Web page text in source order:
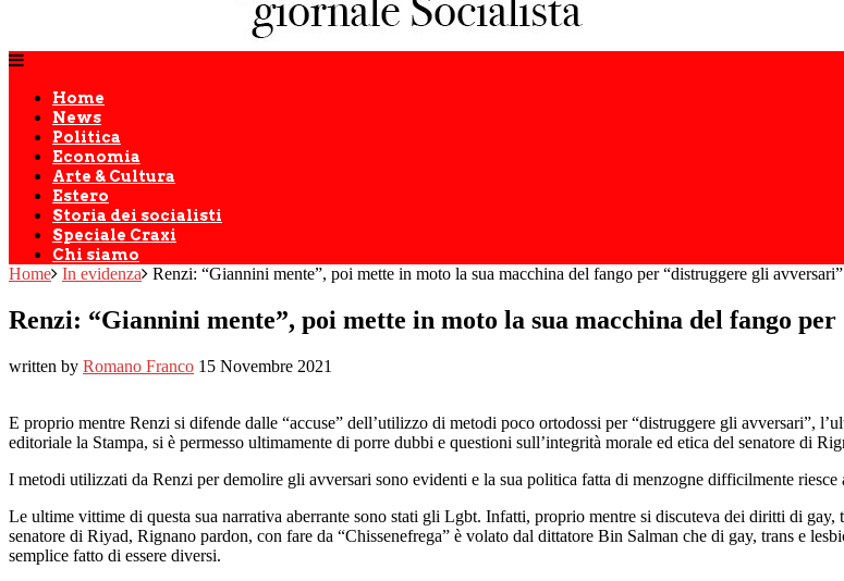
Home
News
Politica
Economia
Arte & Cultura
Estero
Storia dei socialisti
Speciale Craxi
Chi siamo
Home In evidenza Renzi: “Giannini mente”, poi mette in moto la sua macchina del fango per “distruggere gli avversari”
Renzi: “Giannini mente”, poi mette in moto la sua macchina del fango
written by Romano Franco 15 Novembre 2021
E proprio mentre Renzi si difende dalle “accuse” dell’utilizzo di metodi poco ortodossi per “distruggere gli avversari”,
editoriale la Stampa, si è permesso ultimamente di porre dubbi e questioni sull’integrità morale ed etica del senatore di
I metodi utilizzati da Renzi per demolire gli avversari sono evidenti e la sua politica fatta di menzogne difficilmente riesce
Le ultime vittime di questa sua narrativa aberrante sono stati gli Lgbt. Infatti, proprio mentre si discuteva dei diritti di
senatore di Riyad, Rignano pardon, con fare da “Chissenefrega” è volato dal dittatore Bin Salman che di gay, trans e
semplice fatto di essere diversi.